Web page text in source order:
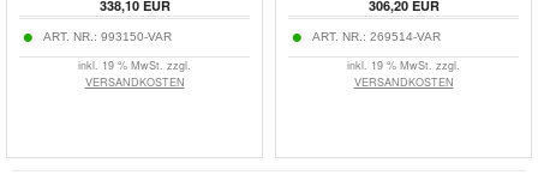
338,10EUR
ART. NR.: 993150-VAR
inkl. 19 % MwSt. zzgl.
VERSANDKOSTEN
306,20EUR
ART. NR.: 269514-VAR
inkl. 19 % MwSt. zzgl.
VERSANDKOSTEN